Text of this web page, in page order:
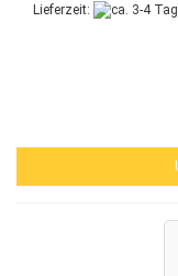
Lieferzeit: